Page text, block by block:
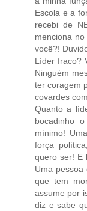
Escola e a
recebi de
menciona
você?!
Líder fraco?
Ninguém
ter coragem
covardes
Quanto a
bocadinho
mínimo!
força
quero ser! E
Uma pessoa
que tem
assume por
diz e sabe